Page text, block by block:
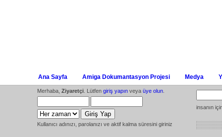
Ana Sayfa Amiga Dokumantasyon Projesi Medya
Merhaba, Ziyaretçi . Lütfen giriş yapın veya üye olun
Kullanıcı adınızı, parolanızı ve aktif kalma süresini giriniz
insanın